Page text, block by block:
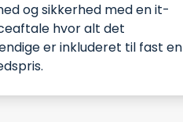
og sikkerhed med en it-
hvor alt det
er inkluderet til fast en